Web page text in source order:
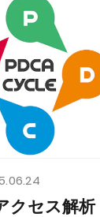
クセス解析